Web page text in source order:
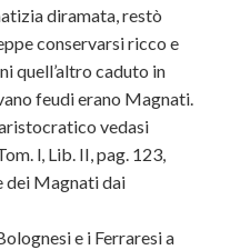
diramata, restò
conservarsi ricco e
quell’altro caduto in
feudi erano Magnati.
vedasi
l, Lib. II, pag. 123,
dei Magnati dai
e i Ferraresi a